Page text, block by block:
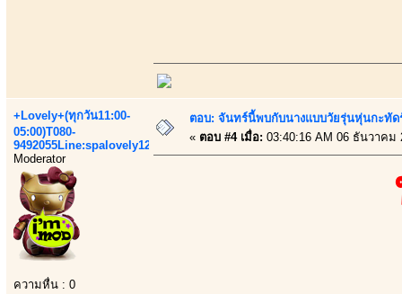
+Lovely+(ทุกวัน11:00-
05:00)T080-
9492055Line:spalovely123
Moderator
ความหื่น : 0
ตอบ: จันทร์นี้พบกับนางแบบวัยรุ่นหุ่นกะทั
« ตอบ #4 เมื่อ: 03:40:16 AM 06 ธันวาคม